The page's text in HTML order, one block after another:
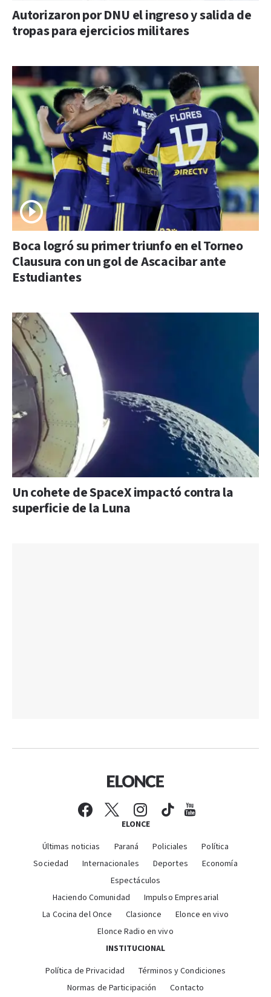
Autorizaron por DNU el ingreso y salida de
tropas para ejercicios militares
Boca logró su primer triunfo en el Torneo
Clausura con un gol de Ascacibar ante
Estudiantes
Un cohete de SpaceX impactó contra la
superficie de la Luna
ELONCE
Últimas noticias Paraná Policiales
Política
Sociedad
Internacionales Deportes
Economía
Espectáculos
Haciendo Comunidad
Impulso Empresarial
La Cocina del Once
Clasionce
Elonce en vivo
Elonce Radio en vivo
INSTITUCIONAL
Política de Privacidad
Términos y Condiciones
Normas de Participación
Contacto